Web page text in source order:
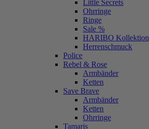
Little Secrets
Ohrringe
Ringe
Sale %
HARIBO Kollektion
Herrenschmuck
Police
Rebel & Rose
Armbänder
Ketten
Save Brave
Armbänder
Ketten
Ohrringe
Tamaris